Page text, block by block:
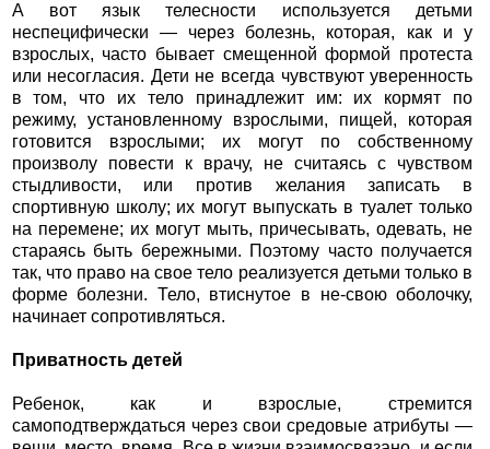
А вот язык телесности используется детьми
неспецифически — через болезнь, которая, как и у
взрослых, часто бывает смещенной формой протеста
или несогласия. Дети не всегда чувствуют уверенность
в том, что их тело принадлежит им: их кормят по
режиму, установленному взрослыми, пищей, которая
готовится взрослыми; их могут по собственному
произволу повести к врачу, не считаясь с чувством
стыдливости, или против желания записать в
спортивную школу; их могут выпускать в туалет только
на перемене; их могут мыть, причесывать, одевать, не
стараясь быть бережными. Поэтому часто получается
так, что право на свое тело реализуется детьми только в
форме болезни. Тело, втиснутое в не-свою оболочку,
начинает сопротивляться.
Приватность детей
Ребенок, как и взрослые, стремится
самоподтверждаться через свои средовые атрибуты —